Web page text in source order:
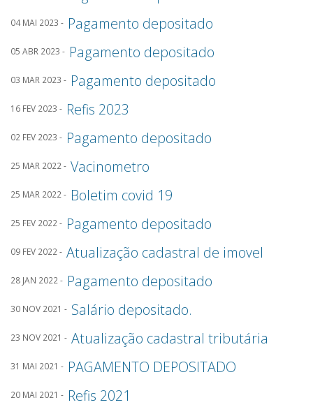
04 MAI 2023 - Pagamento depositado
05 ABR 2023 - Pagamento depositado
03 MAR 2023 - Pagamento depositado
16 FEV 2023 - Refis 2023
02 FEV 2023 - Pagamento depositado
25 MAR 2022 - Vacinometro
25 MAR 2022 - Boletim covid 19
25 FEV 2022 - Pagamento depositado
09 FEV 2022 - Atualização cadastral de imovel
28 JAN 2022 - Pagamento depositado
30 NOV 2021 - Salário depositado.
23 NOV 2021 - Atualização cadastral tributária
31 MAI 2021 - PAGAMENTO DEPOSITADO
20 MAI 2021 - Refis 2021